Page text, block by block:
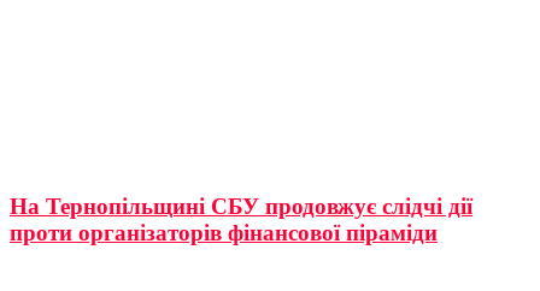
На Тернопільщині СБУ продовжує слідчі дії
проти організаторів фінансової піраміди